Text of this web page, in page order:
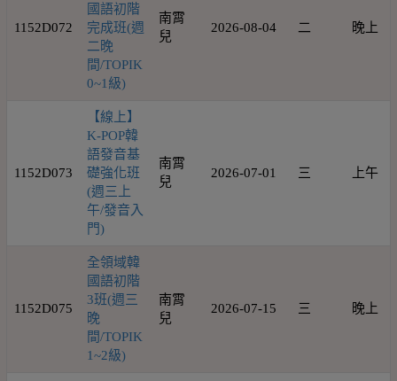
1152D072
國語初階
完成班(週
二晚
間/TOPIK
0~1級)
南霄
兒
2026-08-04 二 晚上
1152D073
【線上】
K-POP韓
語發音基
礎強化班
(週三上
午/發音入
門)
南霄
兒
2026-07-01 三 上午
1152D075
全領域韓
國語初階
3班(週三
晚
間/TOPIK
1~2級)
南霄
兒
2026-07-15 三 晚上